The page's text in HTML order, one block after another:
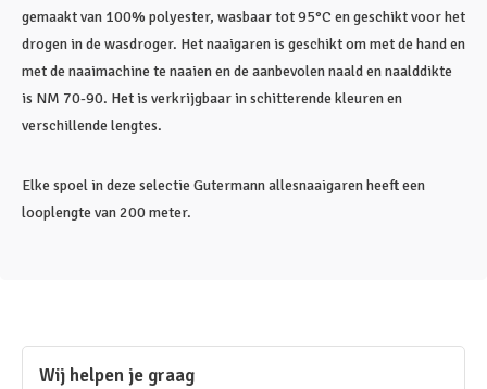
gemaakt van 100% polyester, wasbaar tot 95°C en geschikt voor het
drogen in de wasdroger. Het naaigaren is geschikt om met de hand en
met de naaimachine te naaien en de aanbevolen naald en naalddikte
is NM 70-90. Het is verkrijgbaar in schitterende kleuren en
verschillende lengtes.
Elke spoel in deze selectie Gutermann allesnaaigaren heeft een
looplengte van 200 meter.
Wij helpen je graag